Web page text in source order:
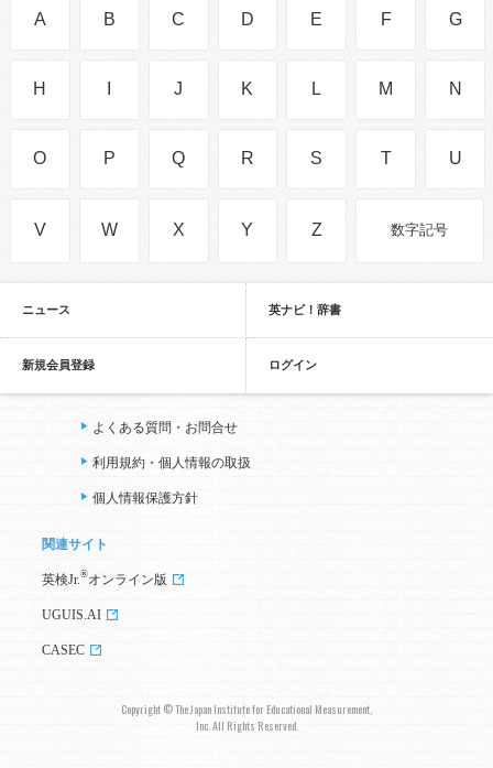
A B C D E F G
H J K L M N
O P Q R S T U
V W X Y Z 数字記号
ニュース 英ナビ！辞書
新規会員登録 ログイン
よくある質問・お問合せ
利用規約・個人情報の取扱
個人情報保護方針
関連サイト
英検Jr. ®オンライン版
UGUIS.AI
CASEC
Copyright © The Japan Institute for Educational Measurement,
Inc. All Rights Reserved.